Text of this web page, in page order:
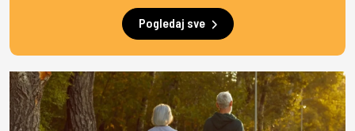
Pogledaj sve